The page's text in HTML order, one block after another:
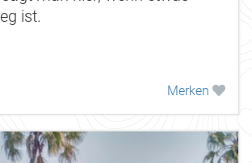
ist.
Merken